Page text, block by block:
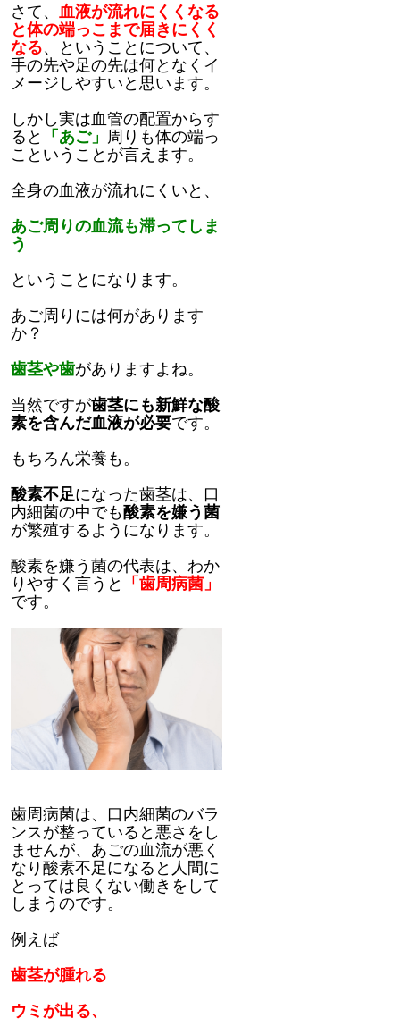
さて、 血液が流れにくくなる
と体の端っこまで届きにくく
なる、ということについて、
手の先や足の先は何となくイ
メージしやすいと思います。
しかし実は血管の配置からす
ると 「あご」 周りも体の端っ
こということが言えます。
全身の血液が流れにくいと、
あご周りの血流も滞ってしま
う
ということになります。
あご周りには何があります
か？
歯茎や歯がありますよね。
当然ですが歯茎にも新鮮な酸
素を含んだ血液が必要です。
もちろん栄養も。
酸素不足になった歯茎は、口
内細菌の中でも酸素を嫌う菌
が繁殖するようになります。
酸素を嫌う菌の代表は、わか
りやすく言うと 「歯周病菌」
です。
歯周病菌は、口内細菌のバラ
ンスが整っていると悪さをし
ませんが、あごの血流が悪く
なり酸素不足になると人間に
とっては良くない働きをして
しまうのです。
例えば
歯茎が腫れる
ウミが出る、